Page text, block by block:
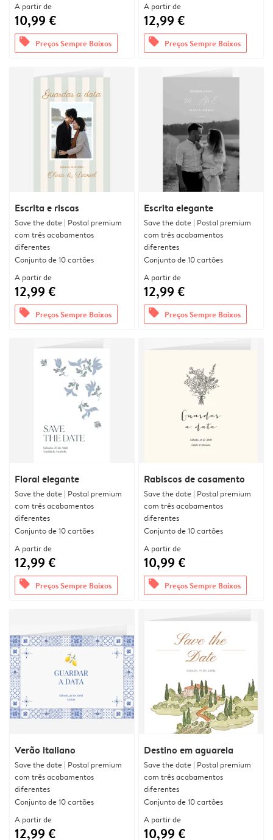
A partir de
10,99 €
offers Preços Sempre Baixos
A partir de
12,99 €
offers Preços Sempre Baixos
Escrita e riscas
Save the date | Postal premium
com três acabamentos
diferentes
Conjunto de 10 cartões
A partir de
12,99 €
offers Preços Sempre Baixos
Escrita elegante
Save the date | Postal premium
com três acabamentos
diferentes
Conjunto de 10 cartões
A partir de
12,99 €
offers Preços Sempre Baixos
Floral elegante
Save the date | Postal premium
com três acabamentos
diferentes
Conjunto de 10 cartões
A partir de
12,99 €
offers Preços Sempre Baixos
Rabiscos de casamento
Save the date | Postal premium
com três acabamentos
diferentes
Conjunto de 10 cartões
A partir de
10,99 €
offers Preços Sempre Baixos
Verão italiano
Save the date | Postal premium
com três acabamentos
diferentes
Conjunto de 10 cartões
A partir de
12,99 €
Destino em aguarela
Save the date | Postal premium
com três acabamentos
diferentes
Conjunto de 10 cartões
A partir de
10,99 €